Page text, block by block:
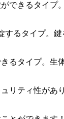
きるタイプ
るタイプ。鍵
タイプ。生
ティ性があ